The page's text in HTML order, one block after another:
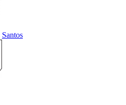
Santos